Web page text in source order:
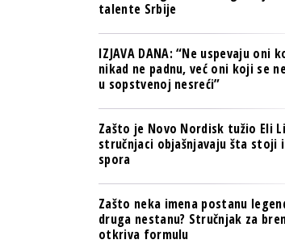
PULS
NOVO
talente Srbije
IZJAVA DANA: “Ne uspevaju oni
nikad ne padnu, već oni koji se
u sopstvenoj nesreći”
Zašto je Novo Nordisk tužio Eli
stručnjaci objašnjavaju šta stoji
spora
Zašto neka imena postanu
druga nestanu? Stručnjak za
otkriva formulu